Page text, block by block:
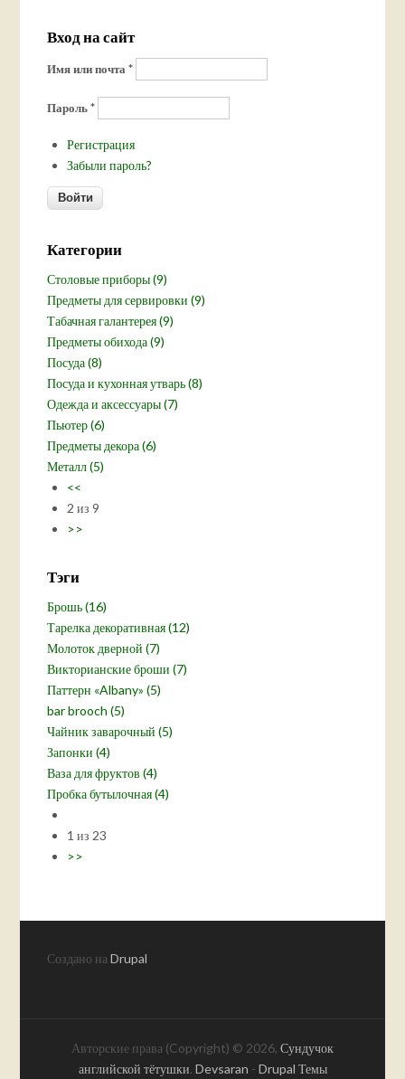
Вход на сайт
Имя или почта*
Пароль*
Регистрация
Забыли пароль?
Категории
Столовые приборы (9)
Предметы для сервировки (9)
Табачная галантерея (9)
Предметы обихода (9)
Посуда (8)
Посуда и кухонная утварь (8)
Одежда и аксессуары (7)
Пьютер (6)
Предметы декора (6)
Металл (5)
<<
2 из 9
>>
Тэги
Брошь (16)
Тарелка декоративная (12)
Молоток дверной (7)
Викторианские броши (7)
Паттерн «Albany» (5)
bar brooch (5)
Чайник заварочный (5)
Запонки (4)
Ваза для фруктов (4)
Пробка бутылочная (4)
1 из 23
>>
Создано наDrupal
Авторские права (Copyright) © 2026, Сундучок
английской тётушки. Devsaran - Drupal Темы